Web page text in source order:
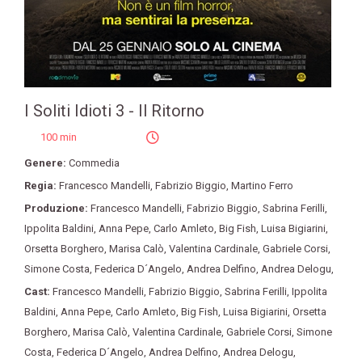
I Soliti Idioti 3 - Il Ritorno
100 min
Genere: Commedia
Regia: Francesco Mandelli, Fabrizio Biggio, Martino Ferro
Produzione: Francesco Mandelli, Fabrizio Biggio, Sabrina Ferilli,
Ippolita Baldini, Anna Pepe, Carlo Amleto, Big Fish, Luisa Bigiarini,
Orsetta Borghero, Marisa Calò, Valentina Cardinale, Gabriele Corsi,
Simone Costa, Federica D´Angelo, Andrea Delfino, Andrea Delogu,
Cast: Francesco Mandelli, Fabrizio Biggio, Sabrina Ferilli, Ippolita
Baldini, Anna Pepe, Carlo Amleto, Big Fish, Luisa Bigiarini, Orsetta
Borghero, Marisa Calò, Valentina Cardinale, Gabriele Corsi, Simone
Costa, Federica D´Angelo, Andrea Delfino, Andrea Delogu,